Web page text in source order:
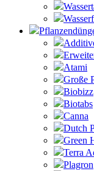
Atami
Große
Biobizz
Biotabs
Canna
Dutch
Green
Terra
Plagron